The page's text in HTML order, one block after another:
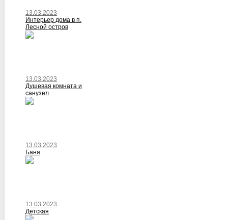
13.03.2023
Интерьер дома в п.
Лесной остров
13.03.2023
Душевая комната и
санузел
13.03.2023
Баня
13.03.2023
Детская